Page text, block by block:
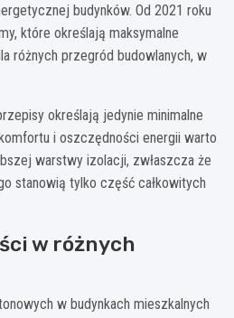
budynków. Od 2021 roku
które określają maksymalne
różnych przegród budowlanych, w
określają jedynie minimalne
i oszczędności energii warto
warstwy izolacji, zwłaszcza że
stanowią tylko część całkowitych
w różnych
w budynkach mieszkalnych